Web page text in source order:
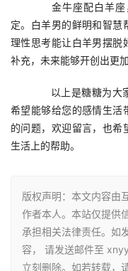
金牛座配白羊座
定。白羊男的鲜明和智慧
理性思考能让白羊男摆脱
补充，未来能够开创出更
以上是糖糖为大家
希望能够给您的感情生活
的问题，欢迎留言，也希
生活上的帮助。
版权声明：本文内容由
作者本人。本站仅提供
承担相关法律责任。如
容， 请发送邮件至
立刻删除。如若转载，